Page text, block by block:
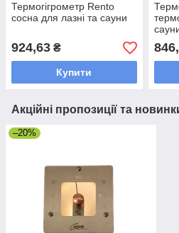
Термогігрометр Rento
сосна для лазні та сауни
924,63 ₴
Купити
Акційні пропозиції та
–20%